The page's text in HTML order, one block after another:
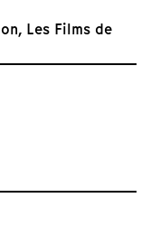
Les Films de